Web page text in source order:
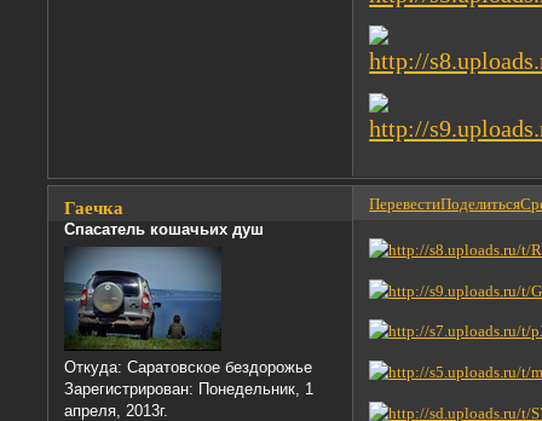
ПеревестиПоделиться
Гаечка
Спасатель кошачьих душ
Откуда: Саратовское бездорожье
Зарегистрирован: Понедельник, 1
апреля, 2013г.